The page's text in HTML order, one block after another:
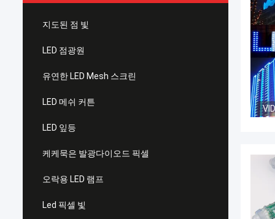
지도된 점 빛
LED 점광원
유연한 LED Mesh 스크린
LED 메쉬 커튼
LED 잎등
케케묵은 발광다이오드 픽셀
오락용 LED 램프
Led 픽셀 빛